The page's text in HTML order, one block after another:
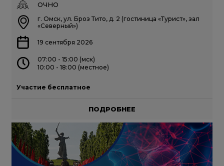
ОЧНО
г. Омск, ул. Броз Тито, д. 2 (гостиница «Турист», зал
«Северный»)
19 сентября 2026
07:00 - 15:00 (мск)
10:00 - 18:00 (местное)
Участие бесплатное
ПОДРОБНЕЕ